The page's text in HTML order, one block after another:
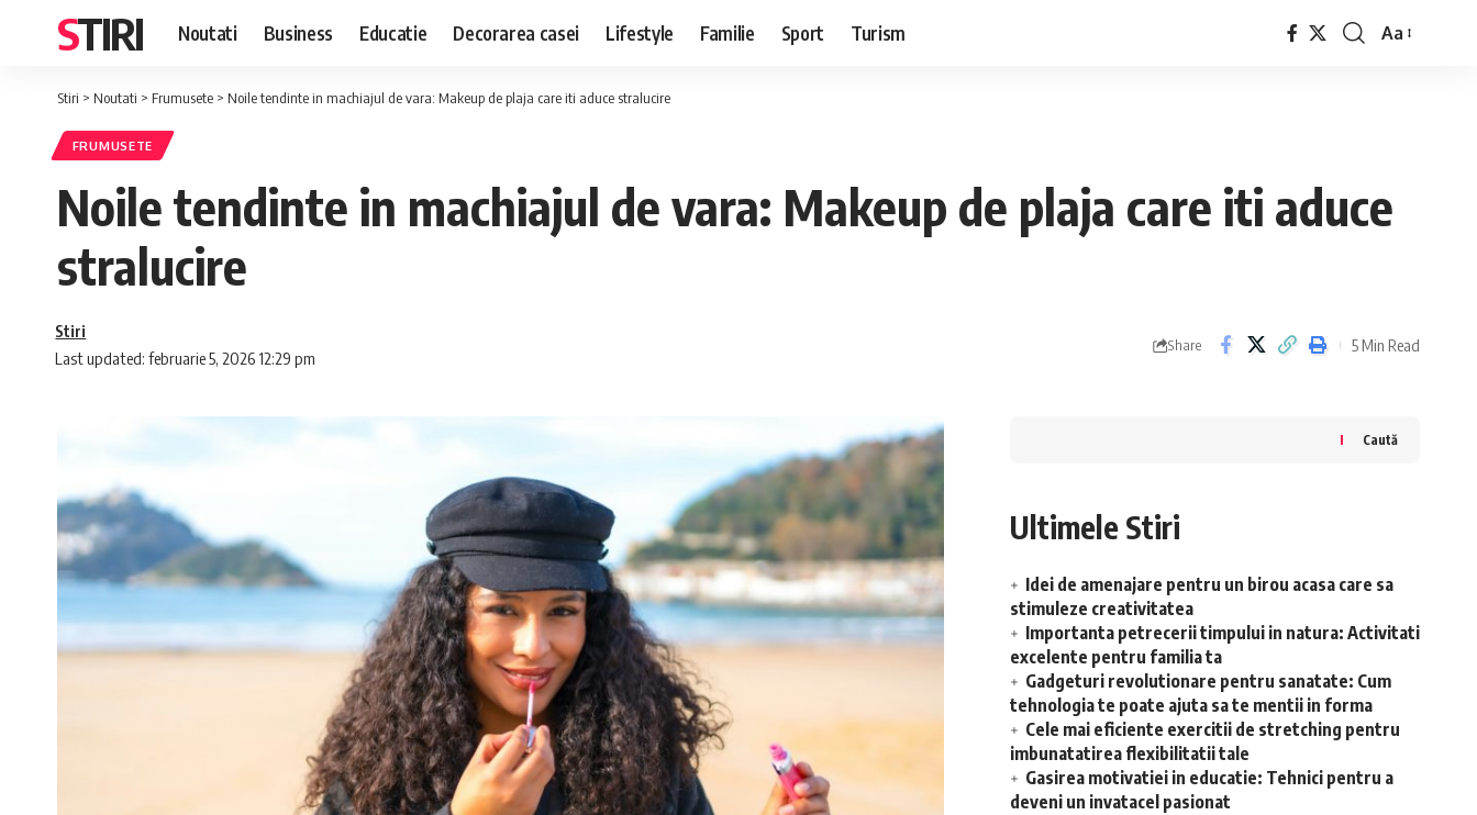
STIRI Noutati Business Educatie Decorarea casei Lifestyle Familie Sport Turism
Font
Aa
Stiri > Noutati > Frumusete > Noile tendinte in machiajul de vara: Makeup de plaja care iti aduce stralucire
FRUMUSETE
Noile tendinte in machiajul de vara: Makeup de plaja care iti aduce
stralucire
Last updated: februarie 5, 2026 12:29 pm
Stiri
Share 5 Min Read
Caută
Ultimele Stiri
Idei de amenajare pentru un birou acasa care sa
stimuleze creativitatea
Importanta petrecerii timpului in natura: Activitati
excelente pentru familia ta
Gadgeturi revolutionare pentru sanatate: Cum
tehnologia te poate ajuta sa te mentii in forma
Cele mai eficiente exercitii de stretching pentru
imbunatatirea flexibilitatii tale
Gasirea motivatiei in educatie: Tehnici pentru a
deveni un invatacel pasionat